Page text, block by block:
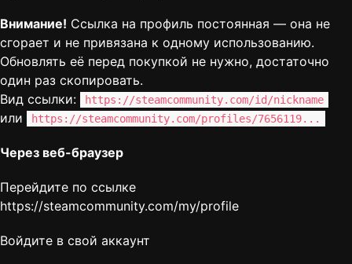
Внимание! Ссылка на профиль постоянная — она не
сгорает и не привязана к одному использованию.
Обновлять её перед покупкой не нужно, достаточно
один раз скопировать.
Вид ссылки:
https://steamcommunity.com/id/nickname
или https://steamcommunity.com/profiles/7656119...
Через веб-браузер
Перейдите по ссылке
https://steamcommunity.com/my/profile
Войдите в свой аккаунт